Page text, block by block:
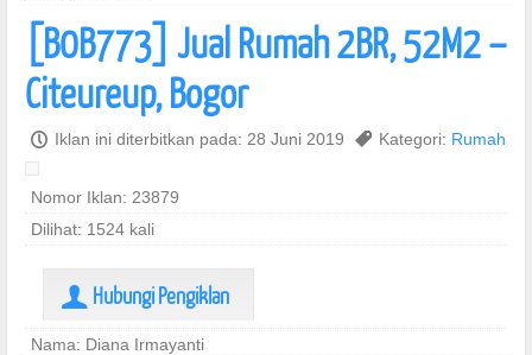
[B0B773] Jual Rumah 2BR, 52M2 –
Citeureup, Bogor
P Iklan ini diterbitkan pada: 28 Juni 2019 , Kategori: Rumah
Nomor Iklan: 23879
Dilihat: 1524 kali
U Hubungi Pengiklan
Nama: Diana Irmayanti